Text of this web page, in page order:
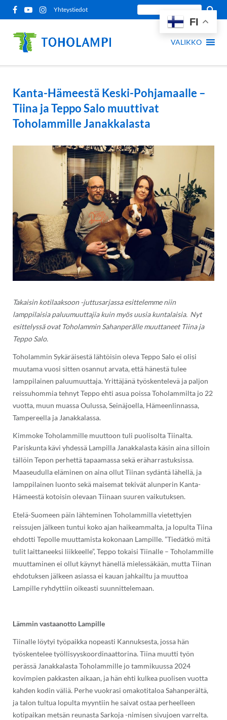
Siirry
sisältöön
Yhteystiedot
sivustolta:
VALIKKO
Kanta-Hämeestä Keski-Pohjamaalle –
Tiina ja Teppo Salo muuttivat
Toholammille Janakkalasta
Takaisin kotilaaksoon -juttusarjassa esittelemme niin
lamppilaisia paluumuuttajia kuin myös uusia kuntalaisia. Nyt
esittelyssä ovat Toholammin Sahanperälle muuttaneet Tiina ja
Teppo Salo.
Toholammin Sykäräisestä lähtöisin oleva Teppo Salo ei olisi
muutama vuosi sitten osannut arvata, että hänestä tulee
lamppilainen paluumuuttaja. Yrittäjänä työskentelevä ja paljon
reissuhommia tehnyt Teppo ehti asua poissa Toholammilta jo 22
vuotta, muun muassa Oulussa, Seinäjoella, Hämeenlinnassa,
Tampereella ja Janakkalassa.
Kimmoke Toholammille muuttoon tuli puolisolta Tiinalta.
Pariskunta kävi yhdessä Lampilla Janakkalasta käsin aina silloin
tällöin Tepon perhettä tapaamassa sekä eräharrastuksissa.
Maaseudulla eläminen on aina ollut Tiinan sydäntä lähellä, ja
lamppilainen luonto sekä maisemat tekivät alunperin Kanta-
Hämeestä kotoisin olevaan Tiinaan suuren vaikutuksen.
Etelä-Suomeen päin lähteminen Toholammilla vietettyjen
reissujen jälkeen tuntui koko ajan haikeammalta, ja lopulta Tiina
ehdotti Tepolle muuttamista kokonaan Lampille. ”Tiedätkö mitä
tulit laittaneeksi liikkeelle”, Teppo tokaisi Tiinalle – Toholammille
muuttaminen ei ollut käynyt hänellä mielessäkään, mutta Tiinan
ehdotuksen jälkeen asiassa ei kauan jahkailtu ja muuttoa
Lampille ryhdyttiin oikeasti suunnittelemaan.
Lämmin vastaanotto Lampille
Tiinalle löytyi työpaikka nopeasti Kannuksesta, jossa hän
työskentelee työllisyyskoordinaattorina. Tiina muutti työn
perässä Janakkalasta Toholammille jo tammikuussa 2024
kovimpien pakkasten aikaan, ja hän ehti kulkea puolisen vuotta
kahden kodin väliä. Perhe vuokrasi omakotitaloa Sahanperältä,
ja talon tultua lopulta myyntiin he saivat ostaa perheelleen
kotipaikan metsän reunasta Sarkoja -nimisen sivujoen varrelta.
FI